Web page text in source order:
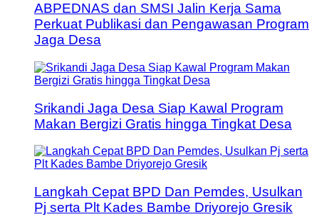
ABPEDNAS dan SMSI Jalin Kerja Sama
Perkuat Publikasi dan Pengawasan Program
Jaga Desa
Srikandi Jaga Desa Siap Kawal Program
Makan Bergizi Gratis hingga Tingkat Desa
Langkah Cepat BPD Dan Pemdes, Usulkan
Pj serta Plt Kades Bambe Driyorejo Gresik